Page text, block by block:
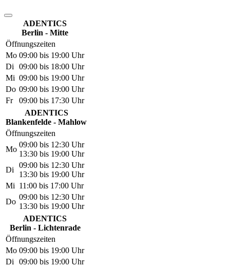
ADENTICS
Berlin - Mitte
Öffnungszeiten
Mo 09:00 bis 19:00 Uhr
Di
09:00 bis 18:00 Uhr
Mi 09:00 bis 19:00 Uhr
Do 09:00 bis 19:00 Uhr
Fr
09:00 bis 17:30 Uhr
ADENTICS
Blankenfelde - Mahlow
Öffnungszeiten
Mo
09:00 bis 12:30 Uhr
13:30 bis 19:00 Uhr
Di
09:00 bis 12:30 Uhr
13:30 bis 19:00 Uhr
Mi 11:00 bis 17:00 Uhr
Do
09:00 bis 12:30 Uhr
13:30 bis 19:00 Uhr
ADENTICS
Berlin - Lichtenrade
Öffnungszeiten
Mo 09:00 bis 19:00 Uhr
Di
09:00 bis 19:00 Uhr